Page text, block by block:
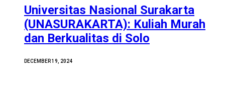
Universitas Nasional Surakarta
(UNASURAKARTA): Kuliah Murah
dan Berkualitas di Solo
DECEMBER 19, 2024